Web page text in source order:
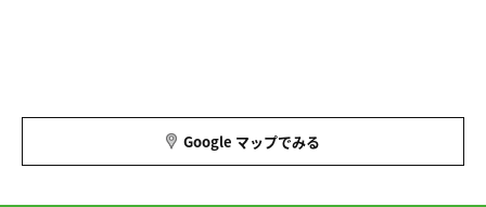
Google マップでみる